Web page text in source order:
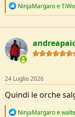
R
c
t
i
o
n
NinjaMargaroe
24 Luglio 2026
Quindi le orche
R
NinjaMargaroe